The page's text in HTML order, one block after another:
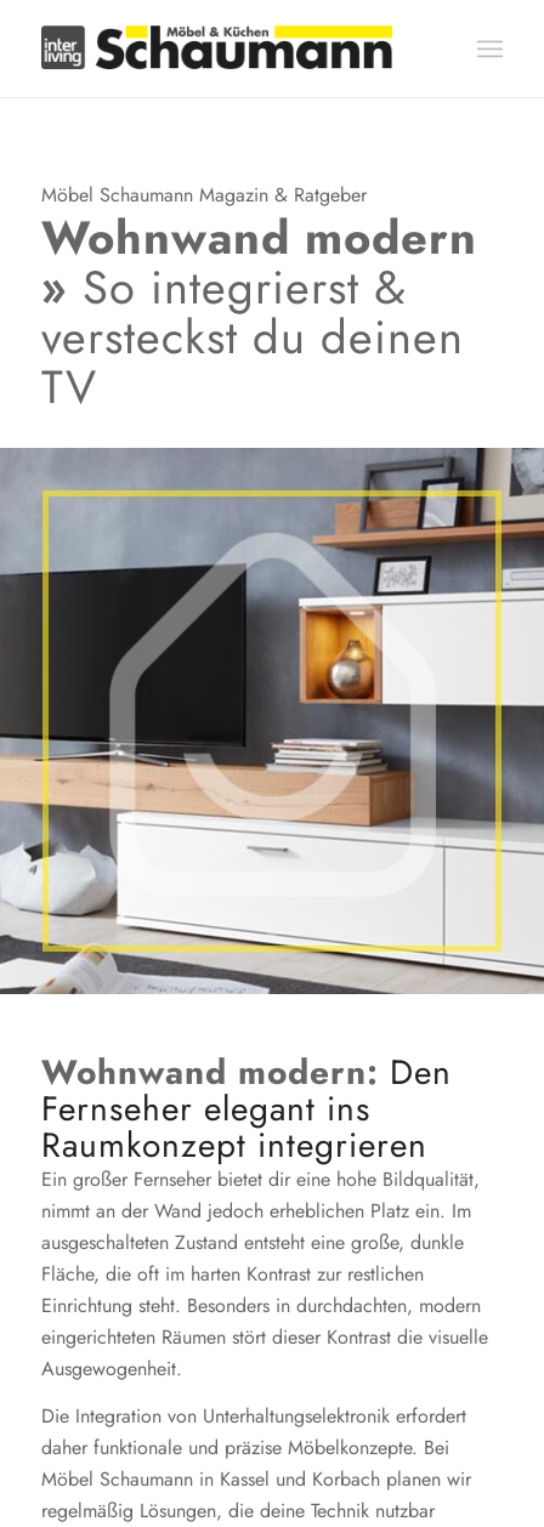
Möbel Schaumann Magazin & Ratgeber
Wohnwand modern
» So integrierst &
versteckst du deinen
TV
Wohnwand modern: Den
Fernseher elegant ins
Raumkonzept integrieren
Ein großer Fernseher bietet dir eine hohe Bildqualität,
nimmt an der Wand jedoch erheblichen Platz ein. Im
ausgeschalteten Zustand entsteht eine große, dunkle
Fläche, die oft im harten Kontrast zur restlichen
Einrichtung steht. Besonders in durchdachten, modern
eingerichteten Räumen stört dieser Kontrast die visuelle
Ausgewogenheit.
Die Integration von Unterhaltungselektronik erfordert
daher funktionale und präzise Möbelkonzepte. Bei
Möbel Schaumann in Kassel und Korbach planen wir
regelmäßig Lösungen, die deine Technik nutzbar